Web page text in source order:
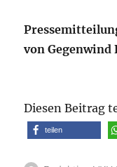
von Gegenwind
Diesen Beitrag
teilen